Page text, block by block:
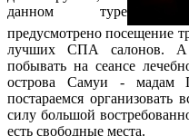
данном туре
предусмотрено посещение
лучших СПА салонов. А
побывать на сеансе
острова Самуи - мадам
постараемся
силу большой
есть свободные места.